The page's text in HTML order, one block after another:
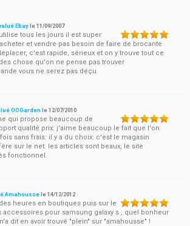
Ebay le11/09/2007
tous les jours il est super
et vendre pas besoin de faire de brocante
c'est rapide, sérieux et on y trouve tout ce
chose qu'on ne pense pas trouver
vous ne serez pas déçu
OOGarden le12/07/2010
qui propose beaucoup de
qualité prix: j'aime beaucoup le fait que l'on
sans frais: il y a du choix: c'est le magasin
sur le net: les articles sont beaux, le site
fonctionnel.
Amahousse le14/12/2012
heures en boutiques puis sur le
accessoires pour samsung galaxy s , quel bonheur
dit en avoir trouvé "plein" sur "amahousse" !